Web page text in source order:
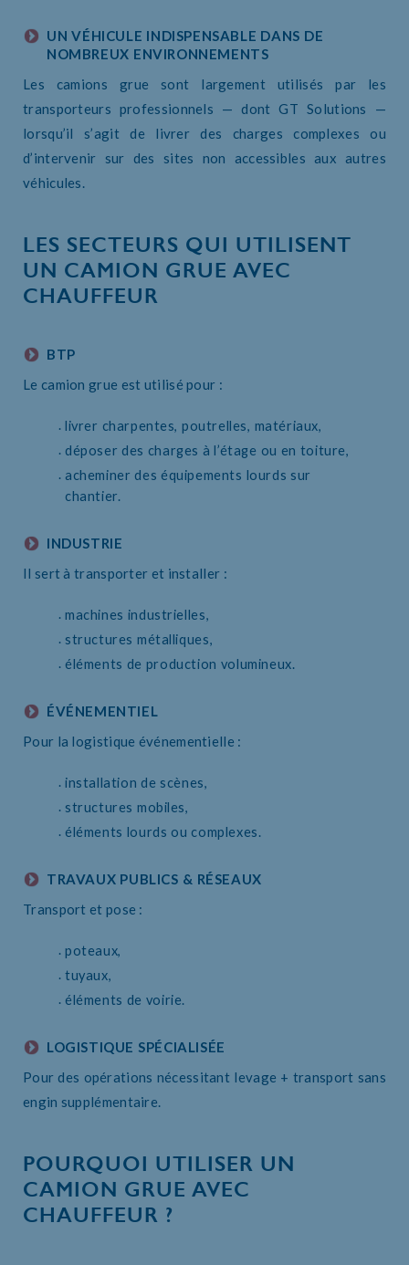
UN VÉHICULE INDISPENSABLE DANS DE
NOMBREUX ENVIRONNEMENTS
Les camions grue sont largement utilisés par les
transporteurs professionnels — dont GT Solutions —
lorsqu’il s’agit de livrer des charges complexes ou
d’intervenir sur des sites non accessibles aux autres
véhicules.
LES SECTEURS QUI UTILISENT
UN CAMION GRUE AVEC
CHAUFFEUR
BTP
Le camion grue est utilisé pour :
livrer charpentes, poutrelles, matériaux,
déposer des charges à l’étage ou en toiture,
acheminer des équipements lourds sur
chantier.
INDUSTRIE
Il sert à transporter et installer :
machines industrielles,
structures métalliques,
éléments de production volumineux.
ÉVÉNEMENTIEL
Pour la logistique événementielle :
installation de scènes,
structures mobiles,
éléments lourds ou complexes.
TRAVAUX PUBLICS & RÉSEAUX
Transport et pose :
poteaux,
tuyaux,
éléments de voirie.
LOGISTIQUE SPÉCIALISÉE
Pour des opérations nécessitant levage + transport sans
engin supplémentaire.
POURQUOI UTILISER UN
CAMION GRUE AVEC
CHAUFFEUR ?